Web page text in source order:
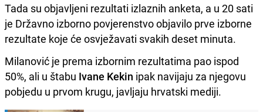
Tada su objavljeni rezultati izlaznih anketa, a u 20 sati
je Državno izborno povjerenstvo objavilo prve izborne
rezultate koje će osvježavati svakih deset minuta.
Milanović je prema izbornim rezultatima pao ispod
50%, ali u štabu Ivane Kekin ipak navijaju za njegovu
pobjedu u prvom krugu, javljaju hrvatski mediji.